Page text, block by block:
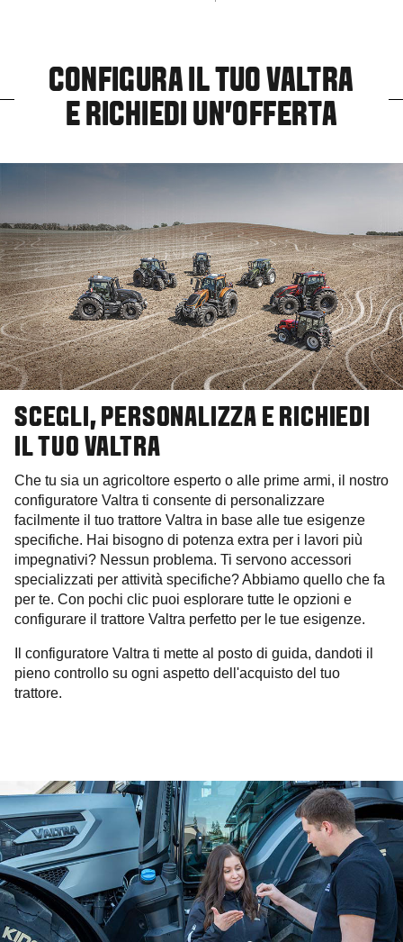
CONFIGURA IL TUO VALTRA
E RICHIEDI UN'OFFERTA
SCEGLI, PERSONALIZZA E RICHIEDI
IL TUO VALTRA
Che tu sia un agricoltore esperto o alle prime armi, il nostro
configuratore Valtra ti consente di personalizzare
facilmente il tuo trattore Valtra in base alle tue esigenze
specifiche. Hai bisogno di potenza extra per i lavori più
impegnativi? Nessun problema. Ti servono accessori
specializzati per attività specifiche? Abbiamo quello che fa
per te. Con pochi clic puoi esplorare tutte le opzioni e
configurare il trattore Valtra perfetto per le tue esigenze.
Il configuratore Valtra ti mette al posto di guida, dandoti il
pieno controllo su ogni aspetto dell'acquisto del tuo
trattore.